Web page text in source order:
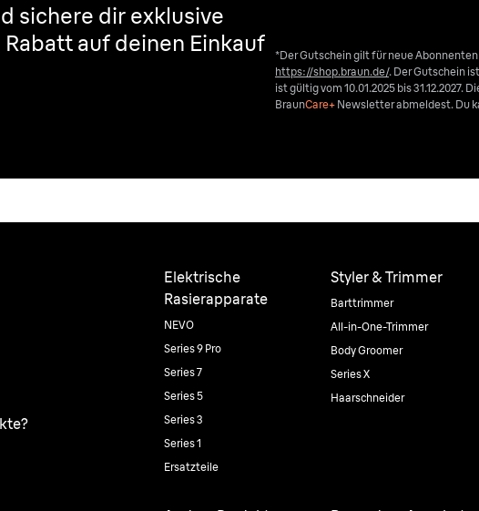
sichere dir exklusive
auf deinen Einkauf
*Der Gutschein gilt für neue
https://shop.braun.de/. Der Gutschein
ist gültig vom 10.01.2025 bis 31.12.2027.
BraunCare+ Newsletter abmeldest. Du
Elektrische
Rasierapparate
NEVO
Series 9 Pro
Series 7
Series 5
Series 3
Series 1
Ersatzteile
Styler & Trimmer
Barttrimmer
All-in-One-Trimmer
Body Groomer
Series X
Haarschneider